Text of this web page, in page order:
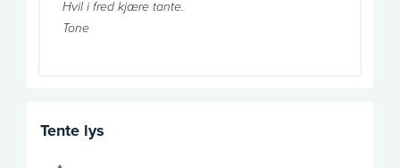
Hvil i fred kjære tante.
Tone
Tente lys